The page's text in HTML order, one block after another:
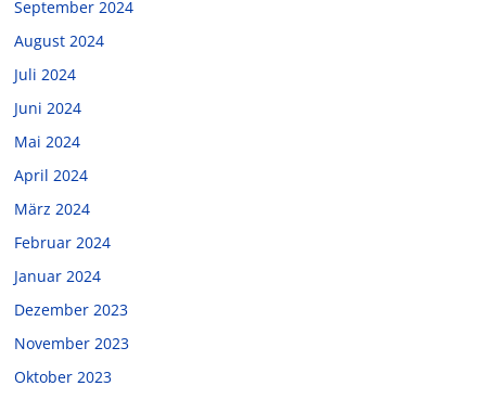
September 2024
August 2024
Juli 2024
Juni 2024
Mai 2024
April 2024
März 2024
Februar 2024
Januar 2024
Dezember 2023
November 2023
Oktober 2023